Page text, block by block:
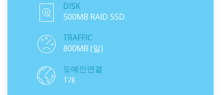
DISK
500MB RAID SSD
TRAFFIC
800MB (일)
도메인연결
1개